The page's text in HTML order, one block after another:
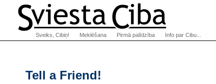
Tell a Friend!
Sveiks, Cibiņ! Meklēšana Pirmā palīdzība Info par Cibu...